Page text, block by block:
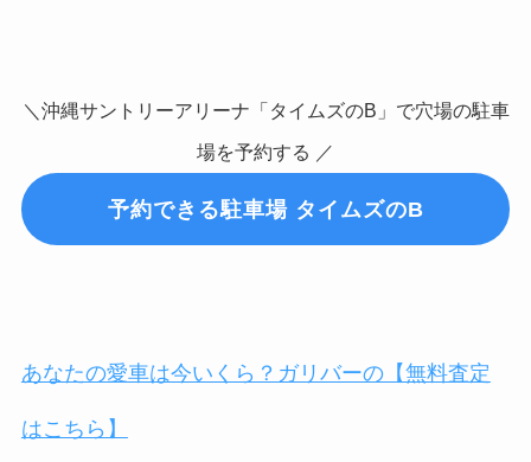
＼沖縄サントリーアリーナ「タイムズのB」で穴場の駐車
場を予約する ／
予約できる駐車場 タイムズのB
あなたの愛車は今いくら？ガリバーの【無料査定
はこちら】